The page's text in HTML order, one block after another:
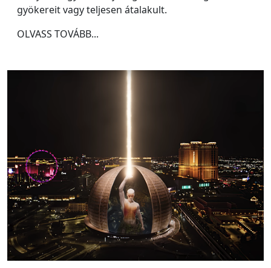
gyökereit vagy teljesen átalakult.
OLVASS TOVÁBB...